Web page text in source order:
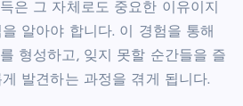
은 그 자체로도 중요한 이유이지
알아야 합니다. 이 경험을 통해
형성하고, 잊지 못할 순간들을 즐
발견하는 과정을 겪게 됩니다.